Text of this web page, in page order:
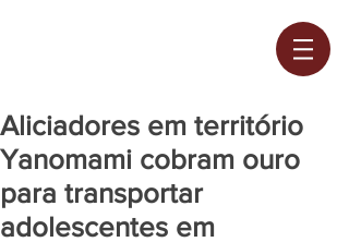
Aliciadores em território
Yanomami cobram ouro
para transportar
adolescentes em